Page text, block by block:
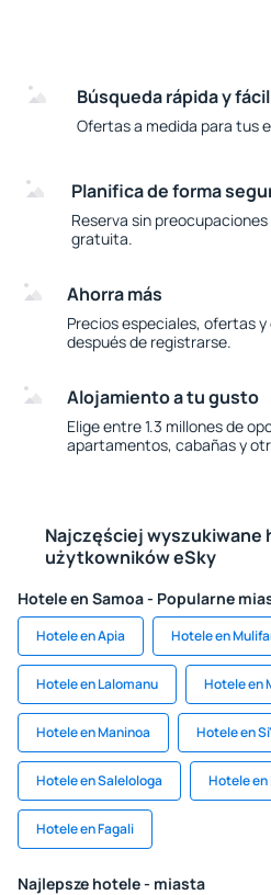
Búsqueda rápida y
Ofertas a medida para tus
Planifica de forma
Reserva sin
gratuita.
Ahorra más
Precios especiales, ofertas
después de registrarse.
Alojamiento a tu gusto
Elige entre 1.3 millones de
apartamentos, cabañas y
Najczęściej wyszukiwane
użytkowników eSky
Hotele en Samoa - Popularne
Hotele en Apia Hotele en
Hotele en Lalomanu Hotele en
Hotele en Maninoa Hotele en
Hotele en Salelologa Hotele en
Hotele en Fagali
Najlepsze hotele - miasta